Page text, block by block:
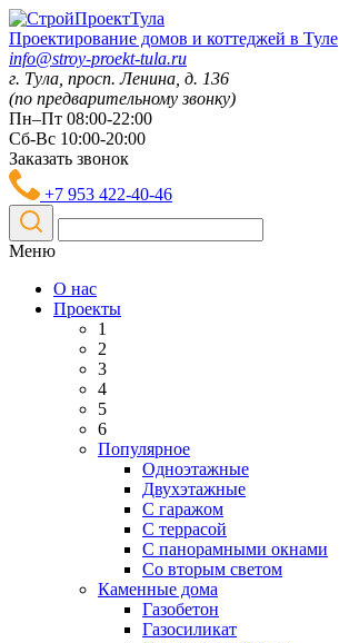
Проектирование домов и коттеджей в Туле
info@stroy-proekt-tula.ru
г. Тула, просп. Ленина, д. 136
(по предварительному звонку)
Пн–Пт 08:00-22:00
Сб-Вс 10:00-20:00
Заказать звонок
+7 953 422-40-46
Меню
О нас
Проекты
1
2
3
4
5
6
Популярное
Одноэтажные
Двухэтажные
С гаражом
С террасой
С панорамными окнами
Со вторым светом
Каменные дома
Газобетон
Газосиликат